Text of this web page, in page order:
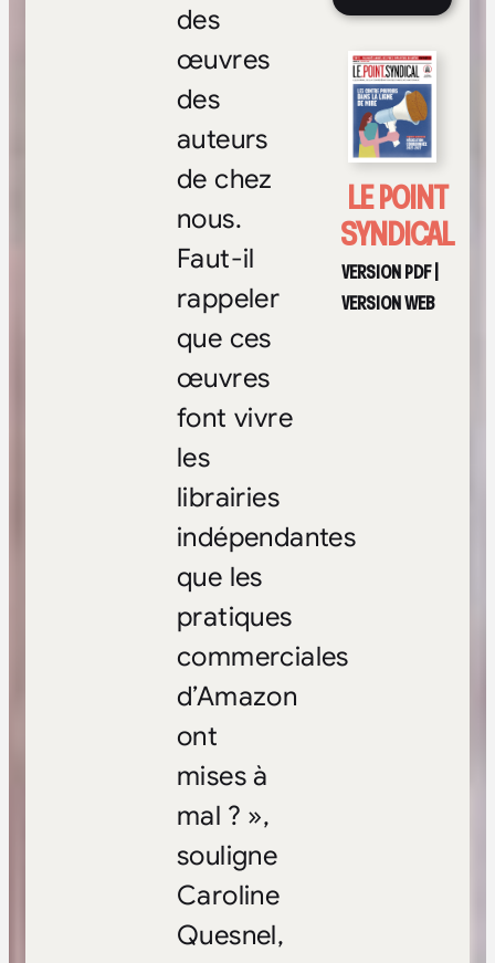
LE POINT
SYNDICAL
VERSION PDF|
VERSION WEB
des
œuvres
des
auteurs
de chez
nous.
Faut-il
rappeler
que ces
œuvres
font vivre
les
librairies
indépendantes
que les
pratiques
commerciales
d’Amazon
ont
mises à
mal ? »,
souligne
Caroline
Quesnel,